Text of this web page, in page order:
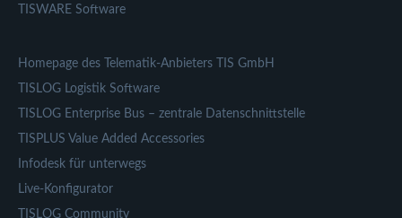
TISWARE Software
Homepage des Telematik-Anbieters TIS GmbH
TISLOG Logistik Software
TISLOG Enterprise Bus – zentrale Datenschnittstelle
TISPLUS Value Added Accessories
Infodesk für unterwegs
Live-Konfigurator
TISLOG Community